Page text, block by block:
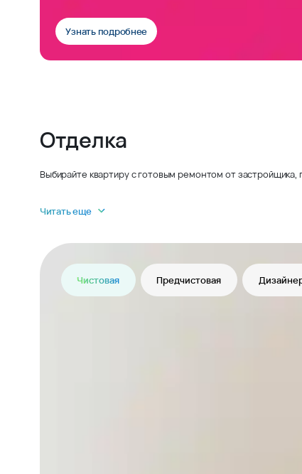
Узнать подробнее
Отделка
Выбирайте квартиру с готовым ремонтом от
Читать еще
Чистовая Предчистовая